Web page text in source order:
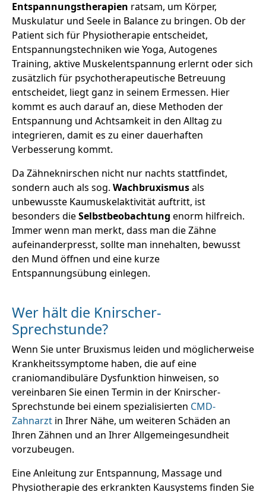
Entspannungstherapien ratsam, um Körper,
Muskulatur und Seele in Balance zu bringen. Ob der
Patient sich für Physiotherapie entscheidet,
Entspannungstechniken wie Yoga, Autogenes
Training, aktive Muskelentspannung erlernt oder sich
zusätzlich für psychotherapeutische Betreuung
entscheidet, liegt ganz in seinem Ermessen. Hier
kommt es auch darauf an, diese Methoden der
Entspannung und Achtsamkeit in den Alltag zu
integrieren, damit es zu einer dauerhaften
Verbesserung kommt.
Da Zähneknirschen nicht nur nachts stattfindet,
sondern auch als sog. Wachbruxismusals
unbewusste Kaumuskelaktivität auftritt, ist
besonders dieSelbstbeobachtung enorm hilfreich.
Immer wenn man merkt, dass man die Zähne
aufeinanderpresst, sollte man innehalten, bewusst
den Mund öffnen und eine kurze
Entspannungsübung einlegen.
Wer hält die Knirscher-
Sprechstunde?
Wenn Sie unter Bruxismus leiden und möglicherweise
Krankheitssymptome haben, die auf eine
craniomandibuläre Dysfunktion hinweisen, so
vereinbaren Sie einen Termin in der Knirscher-
Sprechstunde bei einem spezialisierten CMD-
Zahnarzt in Ihrer Nähe, um weiteren Schäden an
Ihren Zähnen und an Ihrer Allgemeingesundheit
vorzubeugen.
Eine Anleitung zur Entspannung, Massage und
Physiotherapie des erkrankten Kausystems finden Sie